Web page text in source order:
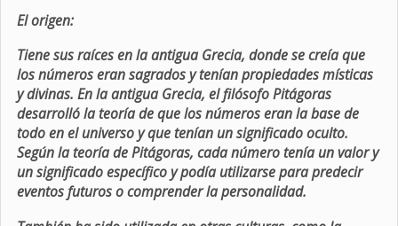
El origen:
Tiene sus raíces en la antigua Grecia, donde se creía que
los números eran sagrados y tenían propiedades místicas
y divinas. En la antigua Grecia, el filósofo Pitágoras
desarrolló la teoría de que los números eran la base de
todo en el universo y que tenían un significado oculto.
Según la teoría de Pitágoras, cada número tenía un valor y
un significado específico y podía utilizarse para predecir
eventos futuros o comprender la personalidad.